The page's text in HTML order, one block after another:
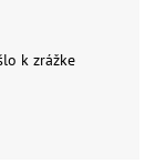
k zrážke